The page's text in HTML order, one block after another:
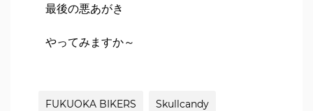
最後の悪あがき
やってみますか～
FUKUOKA BIKERS Skullcandy